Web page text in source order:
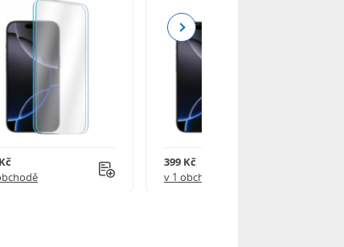
399 Kč
v 1 obchodě
Next